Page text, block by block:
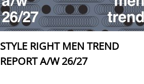
STYLE RIGHT MEN TREND
REPORT A/W 26/27